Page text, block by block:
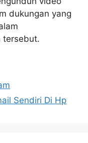
dukungan yang
tersebut.
Sendiri Di Hp